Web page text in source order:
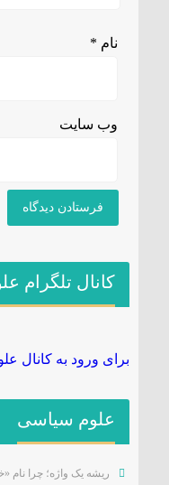
نام *
وب‌ سایت
کانال تلگرام
برای ورود به کانال
علوم سیاسی
ریشه یک واژه؛ چرا نام